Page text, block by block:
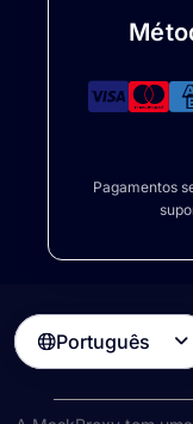
Pagamentos
Português 